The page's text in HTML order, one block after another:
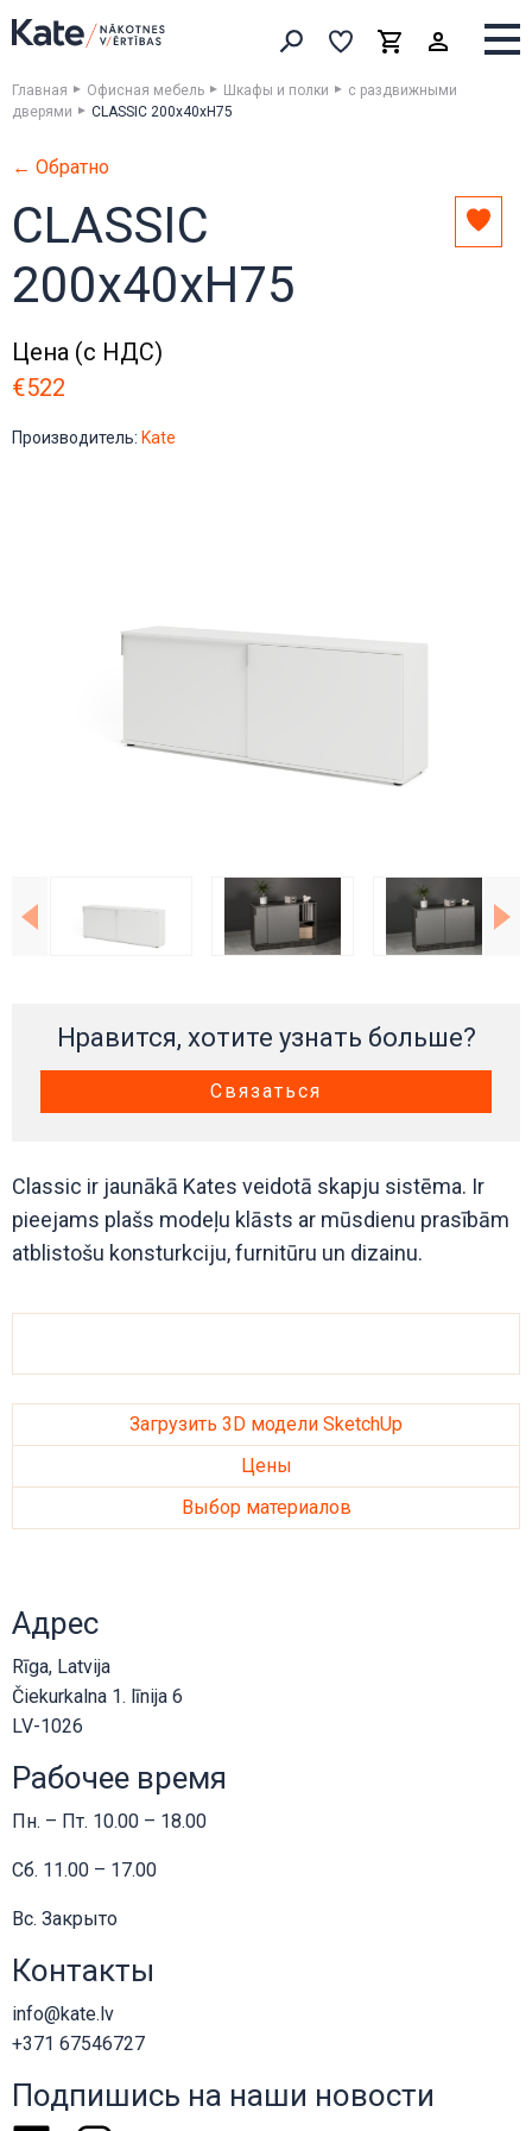
Искать товары
ВыборкаКорзинаВыборка
Главная Офисная мебель Шкафы и полки
с раздвижными
дверями
CLASSIC 200x40xH75
← Обратно
CLASSIC
200x40xH75
Цена (с НДС)
€522
Производитель: Kate
Нравится, хотите узнать больше?
Связаться
Classic ir jaunākā Kates veidotā skapju sistēma. Ir
pieejams plašs modeļu klāsts ar mūsdienu prasībām
atblistošu konsturkciju, furnitūru un dizainu.
Загрузить 3D модели SketchUp
Цены
Выбор материалов
Адрес
Rīga, Latvija
Čiekurkalna 1. līnija 6
LV-1026
Рабочее время
Пн. – Пт. 10.00 – 18.00
Сб. 11.00 – 17.00
Вс. Закрыто
Контакты
info@kate.lv
+371 67546727
Подпишись на наши новости